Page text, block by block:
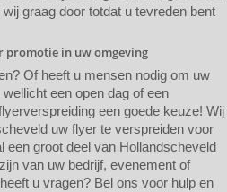
graag door totdat u tevreden bent
promotie in uw omgeving
Of heeft u mensen nodig om uw
een open dag of een
een goede keuze! Wij
uw flyer te verspreiden voor
een groot deel van Hollandscheveld
van uw bedrijf, evenement of
u vragen? Bel ons voor hulp en